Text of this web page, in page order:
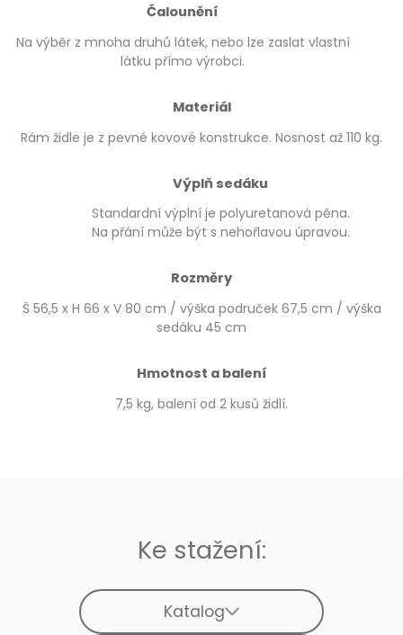
Čalounění
Na výběr z mnoha druhů látek, nebo lze zaslat vlastní
látku přímo výrobci.
Materiál
Rám židle je z pevné kovové konstrukce. Nosnost až 110 kg.
Výplň sedáku
Standardní výplní je polyuretanová pěna.
Na přání může být s nehořlavou úpravou.
Rozměry
Š 56,5 x H 66 x V 80 cm / výška područek 67,5 cm / výška
sedáku 45 cm
Hmotnost a balení
7,5 kg, balení od 2 kusů židlí.
Ke stažení:
Katalog